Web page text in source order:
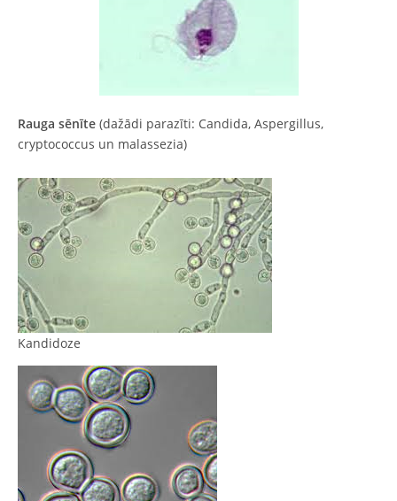
Rauga sēnīte (dažādi parazīti: Candida, Aspergillus,
cryptococcus un malassezia)
Kandidoze